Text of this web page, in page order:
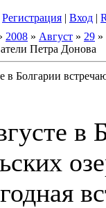
Регистрация | Вход |
2008 » Август » 29 »
Петра Донова
в Болгарии
в